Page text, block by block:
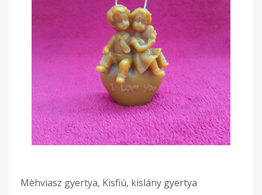
Mèhviasz gyertya, Kisfiú, kislány gyertya